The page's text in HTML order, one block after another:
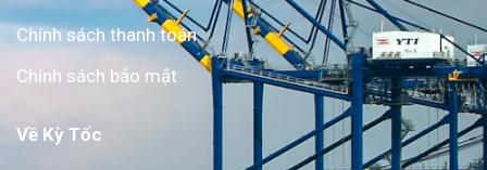
Chính sách thanh toán
Chính sách bảo mật
Về Kỳ Tốc